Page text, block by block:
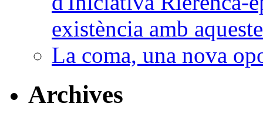
existència amb
La coma, una nova
Archives